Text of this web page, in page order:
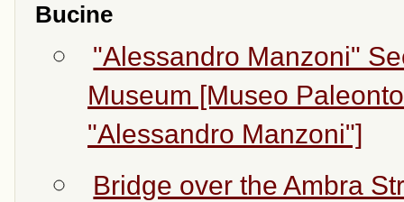
Bucine
"Alessandro Manzoni"
Museum [Museo
"Alessandro Manzoni"]
Bridge over the Ambra